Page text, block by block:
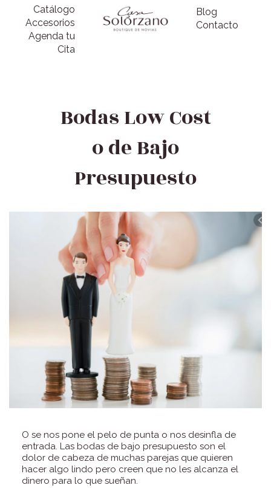
Catálogo
Accesorios
Agenda tu
Cita
Blog
Contacto
Bodas Low Cost
o de Bajo
Presupuesto
O se nos pone el pelo de punta o nos desinfla de
entrada. Las bodas de bajo presupuesto son el
dolor de cabeza de muchas parejas que quieren
hacer algo lindo pero creen que no les alcanza el
dinero para lo que sueñan.